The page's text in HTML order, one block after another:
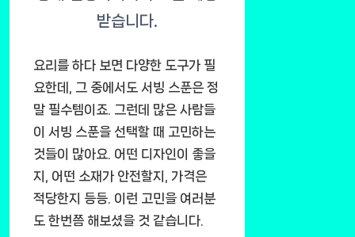
요리를 하다 보면 다양한 도구가 필
요한데, 그 중에서도 서빙 스푼은 정
말 필수템이죠. 그런데 많은 사람들
이 서빙 스푼을 선택할 때 고민하는
것들이 많아요. 어떤 디자인이 좋을
지, 어떤 소재가 안전할지, 가격은
적당한지 등등. 이런 고민을 여러분
도 한번쯤 해보셨을 것 같습니다.